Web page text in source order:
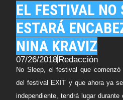
EL FESTIVAL NO
ESTARÁ
NINA KRAVIZ
07/26/2018Redacción
No Sleep, el festival que comenzó
del festival
EXIT y que ahora ya
independiente, tendrá lugar